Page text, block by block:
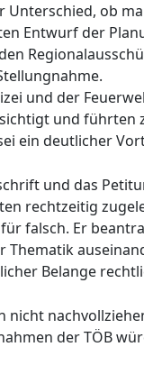
ob
Entwurf der
und der
und
ein deutlicher
und das
rechtzeitig
falsch. Er
Belange
der TÖB